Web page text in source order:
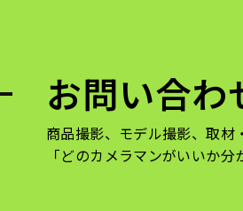
お問い合わ
商品撮影、モデル撮影、取
「どのカメラマンがいいか